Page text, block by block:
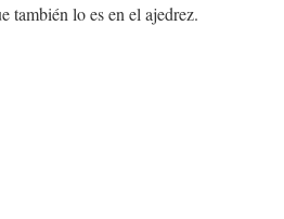
también lo es en el ajedrez.